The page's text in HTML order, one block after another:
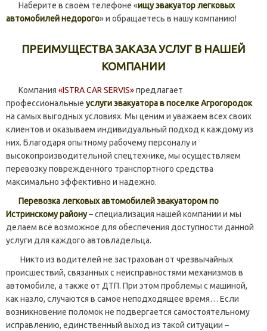
Наберите в своём телефоне «ищу эвакуатор легковых
автомобилей недорого» и обращаетесь в нашу компанию!
ПРЕИМУЩЕСТВА ЗАКАЗА УСЛУГ В НАШЕЙ
КОМПАНИИ
Компания «ISTRA CAR SERVIS»предлагает
профессиональные услуги эвакуатора в поселке Агрогородок
на самых выгодных условиях. Мы ценим и уважаем всех своих
клиентов и оказываем индивидуальный подход к каждому из
них. Благодаря опытному рабочему персоналу и
высокопроизводительной спецтехнике, мы осуществляем
перевозку поврежденного транспортного средства
максимально эффективно и надежно.
Перевозка легковых автомобилей эвакуатором по
Истринскому району– специализация нашей компании и мы
делаем всё возможное для обеспечения доступности данной
услуги для каждого автовладельца.
Никто из водителей не застрахован от чрезвычайных
происшествий, связанных с неисправностями механизмов в
автомобиле, а также от ДТП. При этом проблемы с машиной,
как назло, случаются в самое неподходящее время… Если
возникновение поломок не подвергается самостоятельному
исправлению, единственный выход из такой ситуации –